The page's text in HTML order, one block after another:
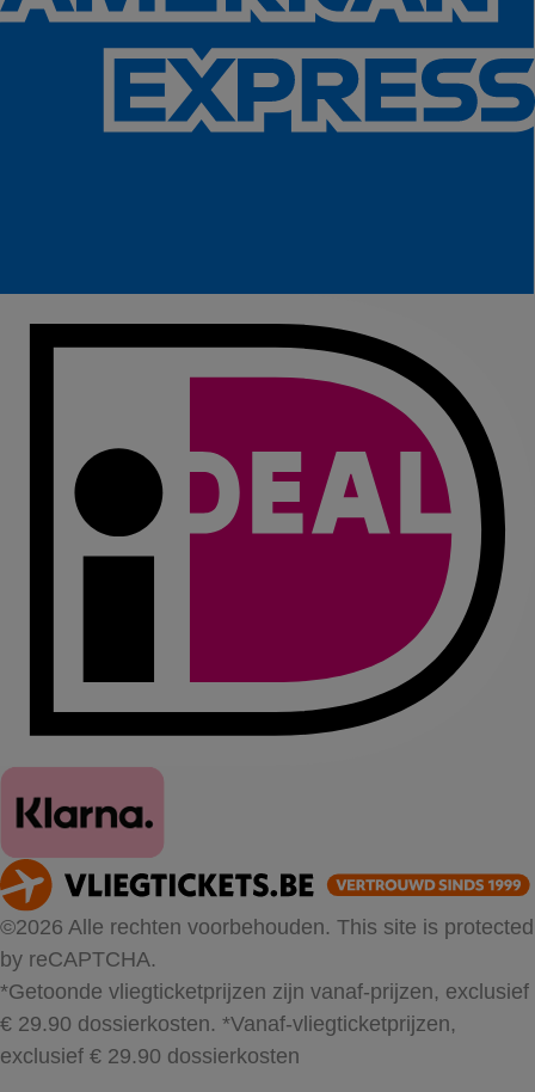
©2026 Alle rechten voorbehouden. This site is protected
by reCAPTCHA.
*Getoonde vliegticketprijzen zijn vanaf-prijzen, exclusief
€ 29.90 dossierkosten. *Vanaf-vliegticketprijzen,
exclusief € 29.90 dossierkosten